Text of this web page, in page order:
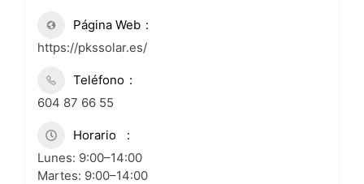
Página Web
https://pkssolar.es/
Teléfono
604 87 66 55
Horario
Lunes: 9:00–14:00
Martes: 9:00–14:00